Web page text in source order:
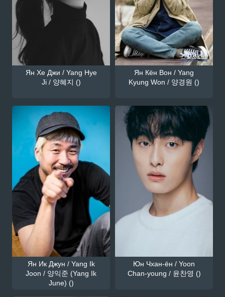
Ян Хе Джи / Yang Hye
Ji / 양혜지 ()
Ян Кён Вон / Yang
Kyung Won / 양경원 ()
Ян Ик Джун / Yang Ik
Joon / 양익준 (Yang Ik
June) ()
Юн Чхан-ён / Yoon
Chan-young / 윤찬영 ()